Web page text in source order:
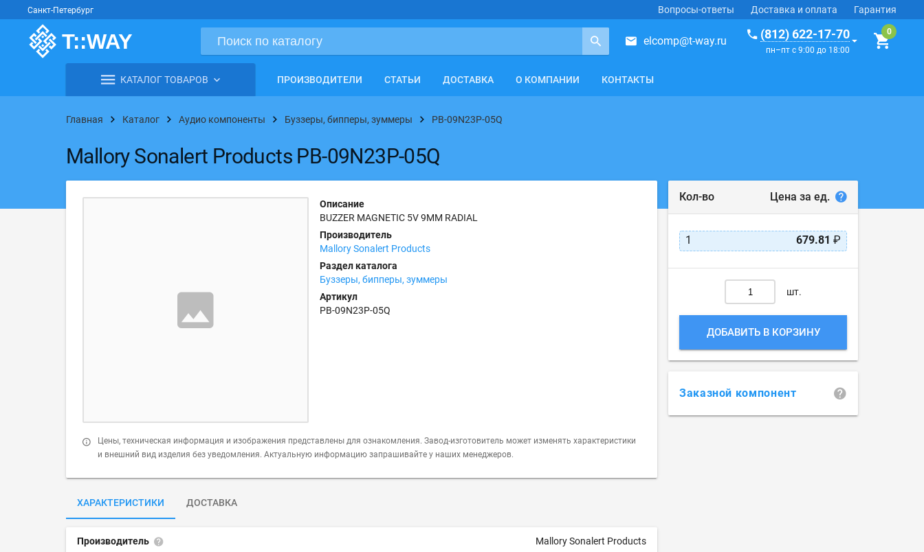
Санкт-Петербург Вопросы-ответы Доставка и оплата Гарантия
elcomp@t-way.ru (812) 622-17-70
пн–пт с 9:00 до 18:00
КАТАЛОГ ТОВАРОВ ПРОИЗВОДИТЕЛИ СТАТЬИ ДОСТАВКА О КОМПАНИИ КОНТАКТЫ
Главная Каталог Аудио компоненты Буззеры, бипперы, зуммеры PB-09N23P-05Q
Mallory Sonalert Products PB-09N23P-05Q
Описание
BUZZER MAGNETIC 5V 9MM RADIAL
Производитель
Mallory Sonalert Products
Раздел каталога
Буззеры, бипперы, зуммеры
Артикул
PB-09N23P-05Q
Цены, техническая информация и изображения представлены для ознакомления. Завод-изготовитель может изменять характеристики
и внешний вид изделия без уведомления. Актуальную информацию запрашивайте у наших менеджеров.
ХАРАКТЕРИСТИКИ ДОСТАВКА
Производитель Mallory Sonalert Products
Кол-во Цена за ед.
1 679.81 ₽
шт.
ДОБАВИТЬ В КОРЗИНУ
Заказной компонент